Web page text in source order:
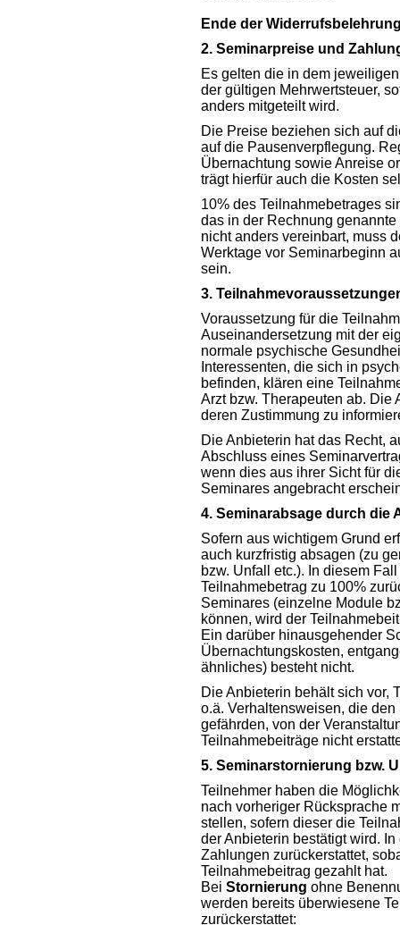
Ende der
2. Seminarpreise und
Es gelten die in dem
der gültigen Mehrwertsteuer,
anders mitgeteilt wird.
Die Preise beziehen sich auf
auf die Pausenverpflegung.
Übernachtung sowie Anreise
trägt hierfür auch die Kosten
10% des Teilnahmebetrages
das in der Rechnung
nicht anders vereinbart, muss
Werktage vor Seminarbeginn
sein.
3.
Voraussetzung für die
Auseinandersetzung mit der
normale psychische
Interessenten, die sich in
befinden, klären eine
Arzt bzw. Therapeuten ab. Die
deren Zustimmung zu
Die Anbieterin hat das Recht,
Abschluss eines
wenn dies aus ihrer Sicht für
Seminares angebracht
4. Seminarabsage durch die
Sofern aus wichtigem Grund
auch kurzfristig absagen (zu
bzw. Unfall etc.). In diesem
Teilnahmebetrag zu 100%
Seminares (einzelne Module
können, wird der
Ein darüber hinausgehender
Übernachtungskosten,
ähnliches) besteht nicht.
Die Anbieterin behält sich vor,
o.ä. Verhaltensweisen, die
gefährden, von der
Teilnahmebeiträge nicht
5. Seminarstornierung bzw.
Teilnehmer haben die
nach vorheriger Rücksprache
stellen, sofern dieser die
der Anbieterin bestätigt wird.
Zahlungen zurückerstattet,
Teilnahmebeitrag gezahlt hat.
Bei Stornierung ohne
werden bereits überwiesene
zurückerstattet: